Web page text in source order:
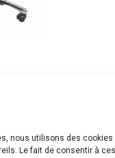
nous utilisons des
Le fait de consentir à